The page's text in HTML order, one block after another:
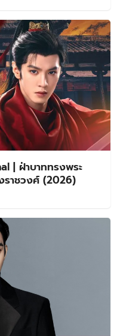
| ฝ่าบาททรงพระ
าชวงศ์ (2026)